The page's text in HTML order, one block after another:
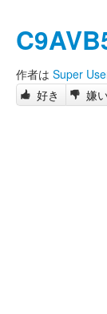
作者は Super
好き
嫌